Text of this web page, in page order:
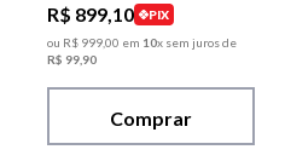
R$ 899,10
PIX
ou R$ 99900 em 10x sem juros de
R$ 99 90
Comprar